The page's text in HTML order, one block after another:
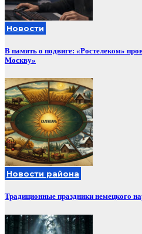
Новости
В память о подвиге: «Ростелеком»
Москву»
Новости района
Традиционные праздники немецкого